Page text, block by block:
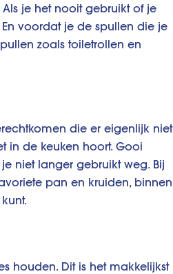
je het nooit gebruikt of je
voordat je de spullen die je
zoals toiletrollen en
die er eigenlijk niet
in de keuken hoort. Gooi
niet langer gebruikt weg. Bij
pan en kruiden, binnen
houden. Dit is het makkelijkst